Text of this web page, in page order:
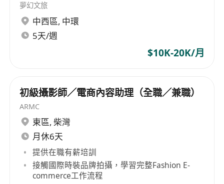
夢幻文旅
中西區, 中環
5天/週
$10K-20K/月
初級攝影師／電商內容助理（全職／兼職）
ARMC
東區, 柴灣
月休6天
提供在職有薪培訓
接觸國際時裝品牌拍攝，學習完整Fashion E-
commerce工作流程